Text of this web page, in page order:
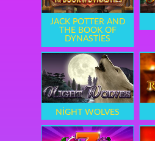
JACK POTTER AND
THE BOOK OF
DYNASTIES
NIGHT WOLVES